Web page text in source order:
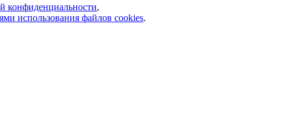
конфиденциальности,
использования файлов cookies.